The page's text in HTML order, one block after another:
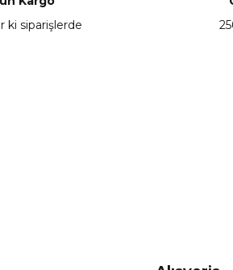
hatalar bulunuyor.
ki siparişlerde